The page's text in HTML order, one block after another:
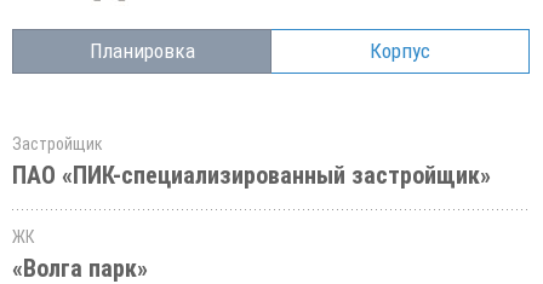
Планировка Корпус
Застройщик
ПАО «ПИК-специализированный застройщик»
ЖК
«Волга парк»